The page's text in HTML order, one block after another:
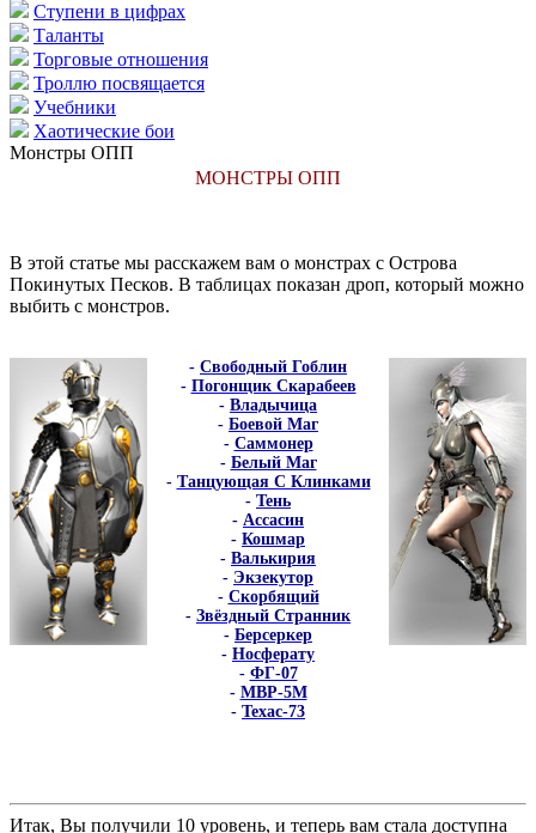
Ступени в цифрах
Таланты
Торговые отношения
Троллю посвящается
Учебники
Хаотические бои
Монстры ОПП
МОНСТРЫ ОПП
В этой статье мы расскажем вам о монстрах с Острова
Покинутых Песков. В таблицах показан дроп, который можно
выбить с монстров.
- Свободный Гоблин
- Погонщик Скарабеев
- Владычица
- Боевой Маг
- Саммонер
- Белый Маг
- Танцующая С Клинками
- Тень
- Ассасин
- Кошмар
- Валькирия
- Экзекутор
- Скорбящий
- Звёздный Странник
- Берсеркер
- Носферату
- ФГ-07
- МВР-5М
- Техас-73
Итак, Вы получили 10 уровень, и теперь вам стала доступна